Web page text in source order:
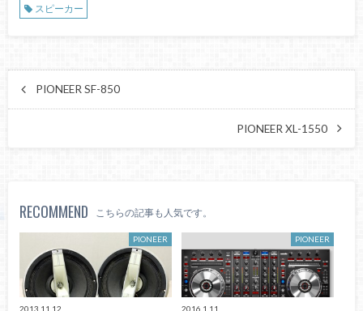
スピーカー
PIONEER SF-850
PIONEER XL-1550
RECOMMEND こちらの記事も人気です。
PIONEER
2013.11.12
PIONEER
2016.1.11